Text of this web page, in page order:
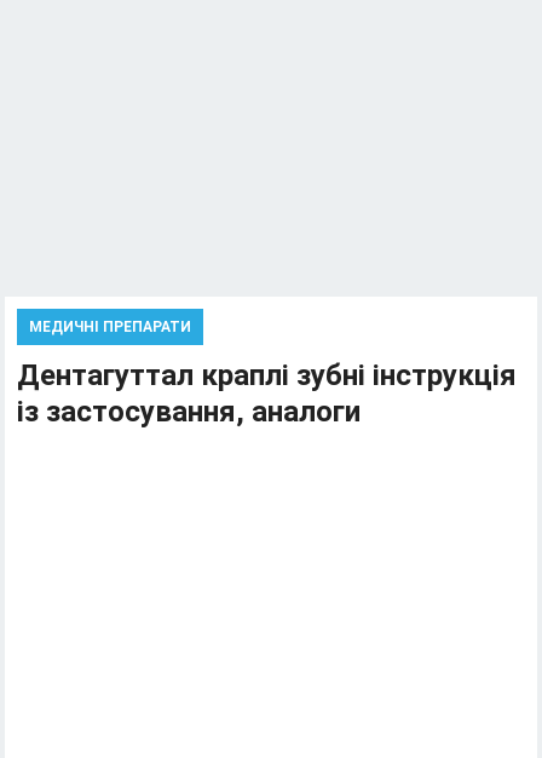
МЕДИЧНІ ПРЕПАРАТИ
Дентагуттал краплі зубні інструкція
із застосування, аналоги